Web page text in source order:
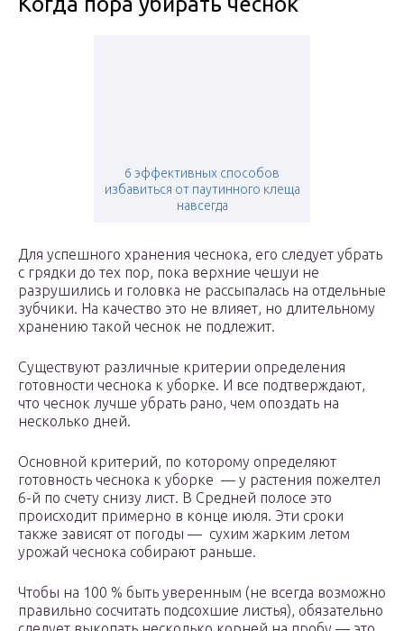
6 эффективных способов
избавиться от паутинного клеща
навсегда
Для успешного хранения чеснока, его следует убрать
с грядки до тех пор, пока верхние чешуи не
разрушились и головка не рассыпалась на отдельные
зубчики. На качество это не влияет, но длительному
хранению такой чеснок не подлежит.
Существуют различные критерии определения
готовности чеснока к уборке. И все подтверждают,
что чеснок лучше убрать рано, чем опоздать на
несколько дней.
Основной критерий, по которому определяют
готовность чеснока к уборке — у растения пожелтел
6-й по счету снизу лист. В Средней полосе это
происходит примерно в конце июля. Эти сроки
также зависят от погоды — сухим жарким летом
урожай чеснока собирают раньше.
Чтобы на 100 % быть уверенным (не всегда возможно
правильно сосчитать подсохшие листья), обязательно